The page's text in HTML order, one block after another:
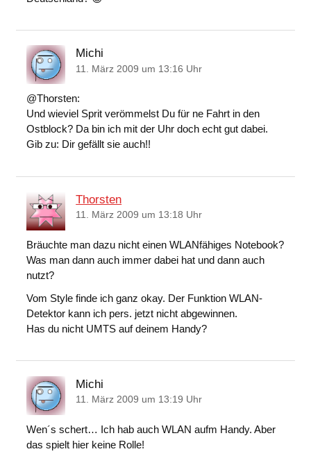
Michi
11. März 2009 um 13:16 Uhr
@Thorsten:
Und wieviel Sprit verömmelst Du für ne Fahrt in den
Ostblock? Da bin ich mit der Uhr doch echt gut dabei.
Gib zu: Dir gefällt sie auch!!
Thorsten
11. März 2009 um 13:18 Uhr
Bräuchte man dazu nicht einen WLANfähiges Notebook?
Was man dann auch immer dabei hat und dann auch
nutzt?
Vom Style finde ich ganz okay. Der Funktion WLAN-
Detektor kann ich pers. jetzt nicht abgewinnen.
Has du nicht UMTS auf deinem Handy?
Michi
11. März 2009 um 13:19 Uhr
Wen´s schert… Ich hab auch WLAN aufm Handy. Aber
das spielt hier keine Rolle!